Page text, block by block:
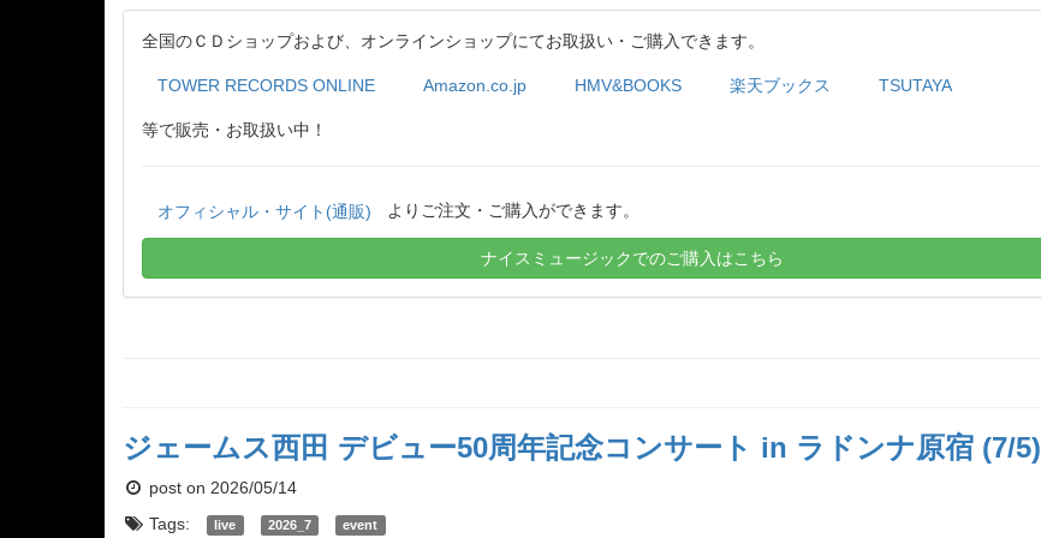
全国のＣＤショップおよび、オンラインショップにてお取扱い・ご購入できます。
TOWER RECORDS ONLINE Amazon.co.jp HMV&BOOKS 楽天ブックス TSUTAYA
等で販売・お取扱い中！
オフィシャル・サイト(通販) よりご注文・ご購入ができます。
ナイスミュージックでのご購入はこちら
ジェームス西田 デビュー50周年記念コンサート in ラドンナ原宿 (7/5)
post on 2026/05/14
Tags:
live 2026_7 event